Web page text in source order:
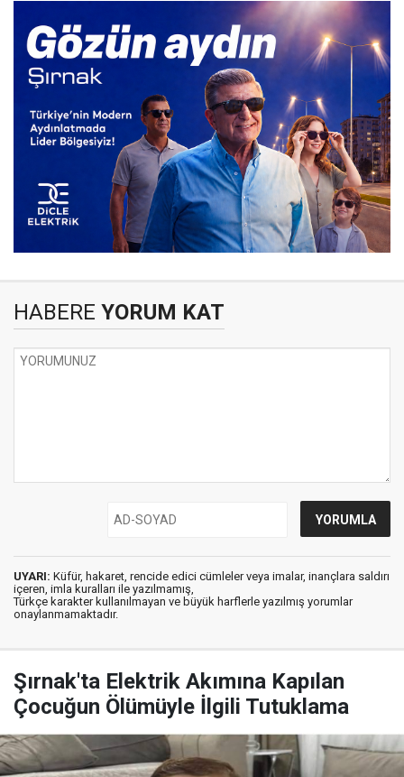
HABERE YORUM KAT
UYARI: Küfür, hakaret, rencide edici cümleler veya imalar, inançlara saldırı
içeren, imla kuralları ile yazılmamış,
Türkçe karakter kullanılmayan ve büyük harflerle yazılmış yorumlar
onaylanmamaktadır.
Şırnak'ta Elektrik Akımına Kapılan
Çocuğun Ölümüyle İlgili Tutuklama